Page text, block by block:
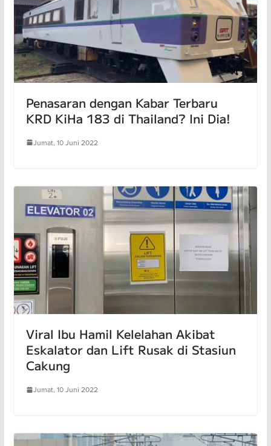
Penasaran dengan Kabar Terbaru
KRD KiHa 183 di Thailand? Ini Dia!
Jumat, 10 Juni 2022
Viral Ibu Hamil Kelelahan Akibat
Eskalator dan Lift Rusak di Stasiun
Cakung
Jumat, 10 Juni 2022